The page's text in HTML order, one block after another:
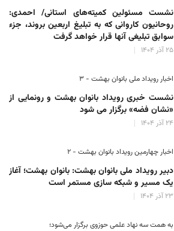
نشست مسئولین کمیته‌های استانی/ احمدی:
روحانیون کاروانی که به تبلیغ اربعین بروند، جزء
سوابق تبلیغی آنها قرار خواهد گرفت
۲۵ آذر ۱۴۰۴
اخبار رویداد ملی بانوان بهشت - ۳
نشست خبری رویداد بانوان بهشت و رونمایی از
«نشان فضه» برگزار می شود
۲۴ آذر ۱۴۰۴
اخبار چهارمین رویداد بانوان بهشت - ۲
دبیر رویداد ملی بانوان بهشت: بانوان بهشت؛ آغاز
یک مسیر و شبکه سازی مستمر است
۲۳ آذر ۱۴۰۴
به همت سه نهاد علمی حوزوی برگزار می‌شود؛